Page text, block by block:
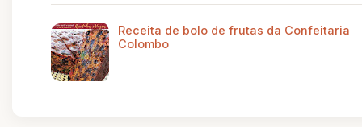
Receita de bolo de frutas da Confeitaria
Colombo